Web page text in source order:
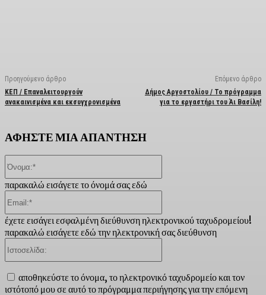
Προηγούμενο άρθρο
ΚΕΠ / Επαναλειτουργούν
ανακαινισμένα και εκσυγχρονισμένα
Επόμενο άρθρο
Δήμος Αργοστολίου / Το πρόγραμμα
για το εργαστήρι του Άι Βασίλη!
ΑΦΗΣΤΕ ΜΙΑ ΑΠΑΝΤΗΣΗ
παρακαλώ εισάγετε το όνομά σας εδώ
έχετε εισάγει εσφαλμένη διεύθυνση ηλεκτρονικού ταχυδρομείου!
παρακαλώ εισάγετε εδώ την ηλεκτρονική σας διεύθυνση
αποθηκεύστε το όνομα, το ηλεκτρονικό ταχυδρομείο και τον
ιστότοπό μου σε αυτό το πρόγραμμα περιήγησης για την επόμενη